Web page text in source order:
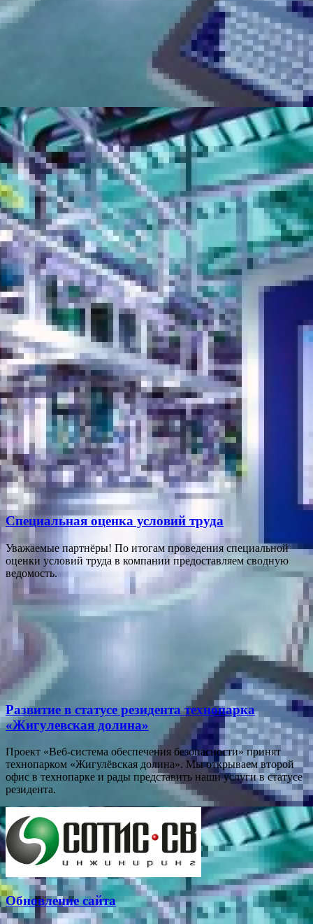
Специальная оценка условий труда
Уважаемые партнёры! По итогам проведения специальной
оценки условий труда в компании предоставляем сводную
ведомость.
Развитие в статусе резидента технопарка
«Жигулевская долина»
Проект «Веб-система обеспечения безопасности» принят
технопарком «Жигулёвская долина». Мы открываем второй
офис в технопарке и рады представить наши услуги в статусе
резидента.
Обновление сайта